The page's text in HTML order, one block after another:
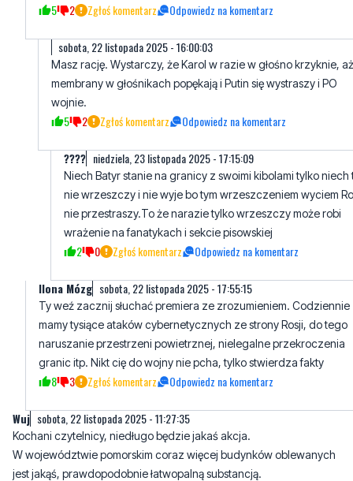
5 2 Zgłoś komentarz Odpowiedz na komentarz
sobota, 22 listopada 2025 - 16:00:03
Masz rację. Wystarczy, że Karol w razie w głośno krzyknie, aż
membrany w głośnikach popękają i Putin się wystraszy i PO
wojnie.
5 2 Zgłoś komentarz Odpowiedz na komentarz
???? niedziela, 23 listopada 2025 - 17:15:09
Niech Batyr stanie na granicy z swoimi kibolami tylko niech
nie wrzeszczy i nie wyje bo tym wrzeszczeniem wyciem
nie przestraszy.To że narazie tylko wrzeszczy może robi
wrażenie na fanatykach i sekcie pisowskiej
2 0 Zgłoś komentarz Odpowiedz na komentarz
Ilona Mózg sobota, 22 listopada 2025 - 17:55:15
Ty weź zacznij słuchać premiera ze zrozumieniem. Codziennie
mamy tysiące ataków cybernetycznych ze strony Rosji, do tego
naruszanie przestrzeni powietrznej, nielegalne przekroczenia
granic itp. Nikt cię do wojny nie pcha, tylko stwierdza fakty
8 3 Zgłoś komentarz Odpowiedz na komentarz
Wuj sobota, 22 listopada 2025 - 11:27:35
Kochani czytelnicy, niedługo będzie jakaś akcja.
W województwie pomorskim coraz więcej budynków oblewanych
jest jakąś, prawdopodobnie łatwopalną substancją.